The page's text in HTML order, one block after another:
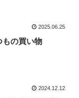
2025.06.25
もの買い物
2024.12.12